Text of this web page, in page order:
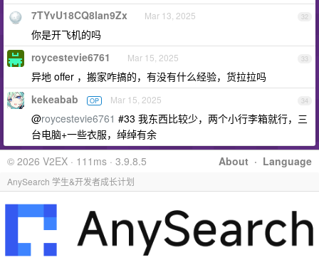
32
7TYvU18CQ8lan9Zx Mar 13, 2025
你是开飞机的吗
33
roycestevie6761 Mar 15, 2025
异地 offer ，搬家咋搞的，有没有什么经验，货拉拉吗
34
kekeabab OP Mar 15, 2025
@roycestevie6761 #33 我东西比较少，两个小行李箱就行，三
台电脑+一些衣服，绰绰有余
About · Language
© 2026 V2EX · 111ms · 3.9.8.5
AnySearch 学生&开发者成长计划